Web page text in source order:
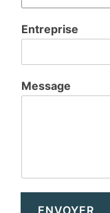
Entreprise
Message